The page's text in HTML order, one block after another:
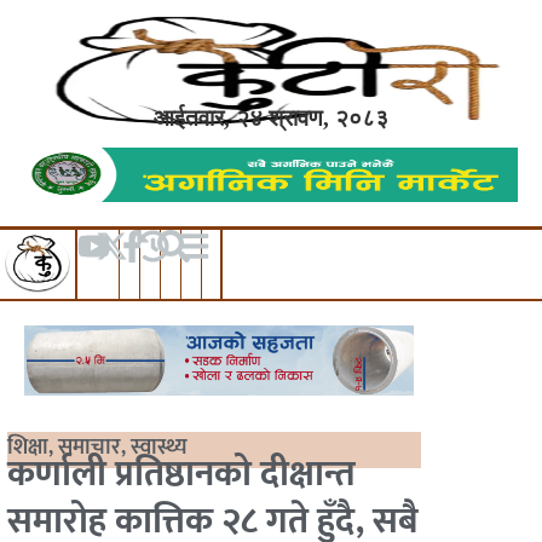
आईतवार, २४ श्रावण, २०८३
शिक्षा,समाचार,स्वास्थ्य
कर्णाली प्रतिष्ठानको दीक्षान्त
समारोह कात्तिक २८ गते हुँदै, सबै